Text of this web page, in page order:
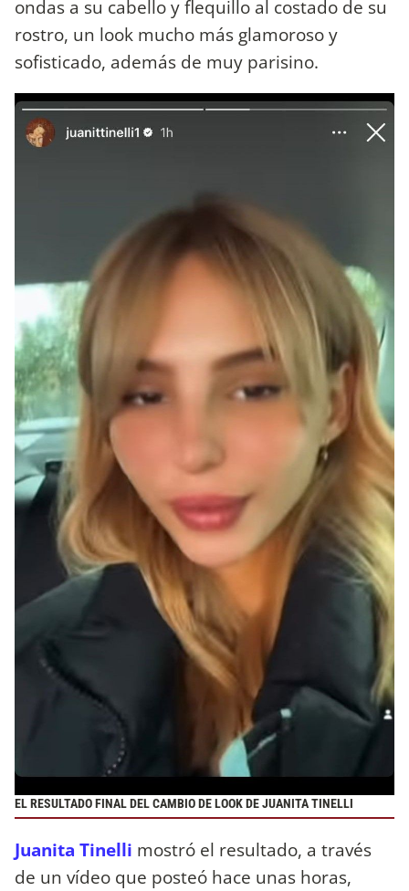
ondas a su cabello y flequillo al costado de su
rostro, un look mucho más glamoroso y
sofisticado, además de muy parisino.
EL RESULTADO FINAL DEL CAMBIO DE LOOK DE JUANITA TINELLI
Juanita Tinelli mostró el resultado, a través
de un vídeo que posteó hace unas horas,